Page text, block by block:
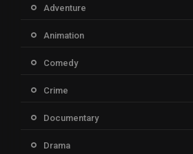
Adventure
Animation
Comedy
Crime
Documentary
Drama